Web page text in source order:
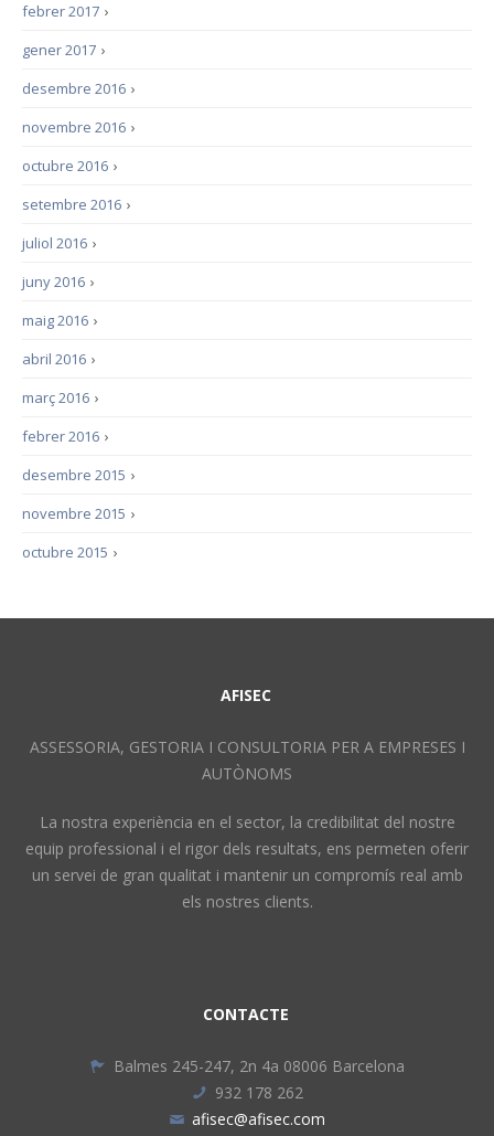
›
febrer 2017
›
gener 2017
›
desembre 2016
›
novembre 2016
›
octubre 2016
›
setembre 2016
›
juliol 2016
›
juny 2016
›
maig 2016
›
abril 2016
›
març 2016
›
febrer 2016
›
desembre 2015
›
novembre 2015
›
octubre 2015
AFISEC
ASSESSORIA, GESTORIA I CONSULTORIA PER A EMPRESES I
AUTÒNOMS
La nostra experiència en el sector, la credibilitat del nostre
equip professional i el rigor dels resultats, ens permeten oferir
un servei de gran qualitat i mantenir un compromís real amb
els nostres clients.
CONTACTE
Balmes 245-247, 2n 4a 08006 Barcelona
932 178 262
afisec@afisec.com